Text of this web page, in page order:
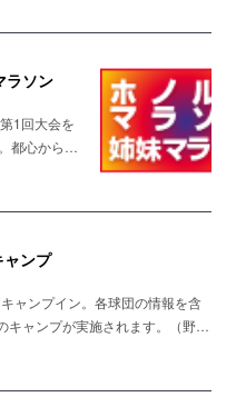
ソン
1回大会を
都心から…
ンプ
ャンプイン。各球団の情報を含
キャンプが実施されます。（野…